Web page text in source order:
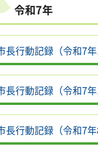
令和7年
長行動記録（令和7年
長行動記録（令和7年
長行動記録（令和7年